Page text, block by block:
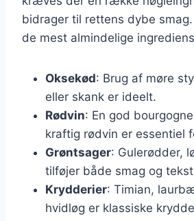
bidrager til rettens dybe
de mest almindelige
Oksekød: Brug af møre
eller skank er ideelt.
Rødvin: En god
kraftig rødvin er essentiel
Grøntsager: Gulerødder,
tilføjer både smag og
Krydderier: Timian,
hvidløg er klassiske